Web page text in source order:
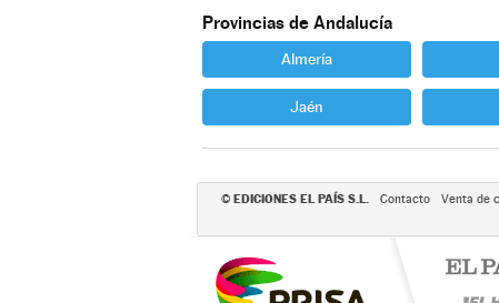
Provincias de Andalucía
Almería
Jaén
© EDICIONES EL PAÍS S.L. Contacto Venta de